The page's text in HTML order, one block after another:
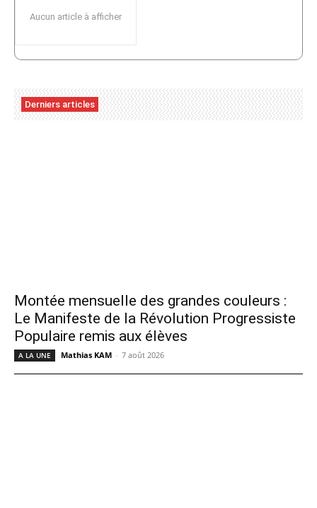
Aucun article à afficher
Derniers articles
Montée mensuelle des grandes couleurs :
Le Manifeste de la Révolution Progressiste
Populaire remis aux élèves
A LA UNE Mathias KAM - 7 août 2026